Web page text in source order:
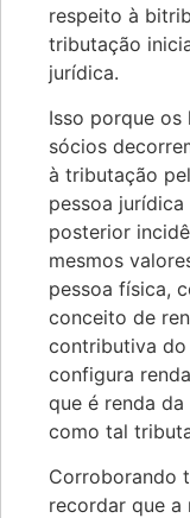
respeito à
tributação
jurídica.
Isso porque
sócios
à tributação
pessoa
posterior
mesmos
pessoa física,
conceito de
contributiva do
configura
que é renda
como tal
Corroborando
recordar que a